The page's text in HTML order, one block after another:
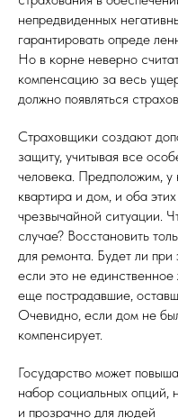
непредвиденных
гарантировать опреде
Но в корне неверно
компенсацию за весь
должно появляться
Страховщики создают
защиту, учитывая все
человека. Предположим, у
квартира и дом, и оба
чрезвычайной ситуации.
случае? Восстановить
для ремонта. Будет ли
если это не
еще пострадавшие,
Очевидно, если дом не
компенсирует.
Государство может
набор социальных опций,
и прозрачно для людей